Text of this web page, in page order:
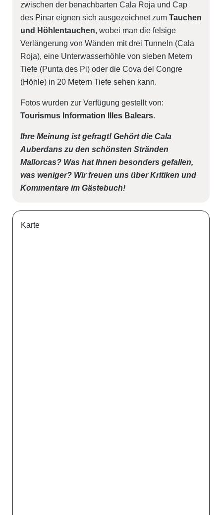
zwischen der benachbarten Cala Roja und Cap
des Pinar eignen sich ausgezeichnet zum Tauchen
und Höhlentauchen, wobei man die felsige
Verlängerung von Wänden mit drei Tunneln (Cala
Roja), eine Unterwasserhöhle von sieben Metern
Tiefe (Punta des Pi) oder die Cova del Congre
(Höhle) in 20 Metern Tiefe sehen kann.
Fotos wurden zur Verfügung gestellt von:
Tourismus Information Illes Balears.
Ihre Meinung ist gefragt! Gehört die Cala
Auberdans zu den schönsten Stränden
Mallorcas? Was hat Ihnen besonders gefallen,
was weniger? Wir freuen uns über Kritiken und
Kommentare im Gästebuch!
Karte